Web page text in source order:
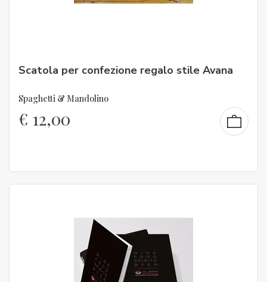
Scatola per confezione regalo stile Avana
Spaghetti & Mandolino
€ 12,00